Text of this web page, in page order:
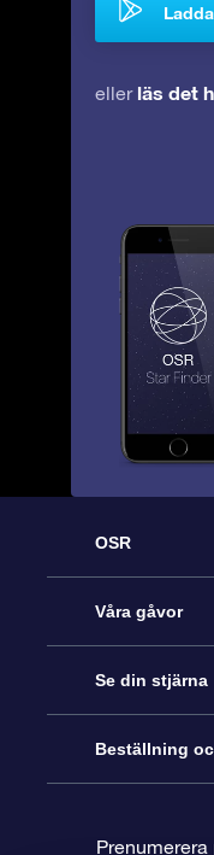
eller läs det
OSR
Kundtjänst
Kontakta oss
Blogg
Våra gåvor
Online-
OSR
Se din stjärna
Stjärnregiste
Beställning
Prenumerera